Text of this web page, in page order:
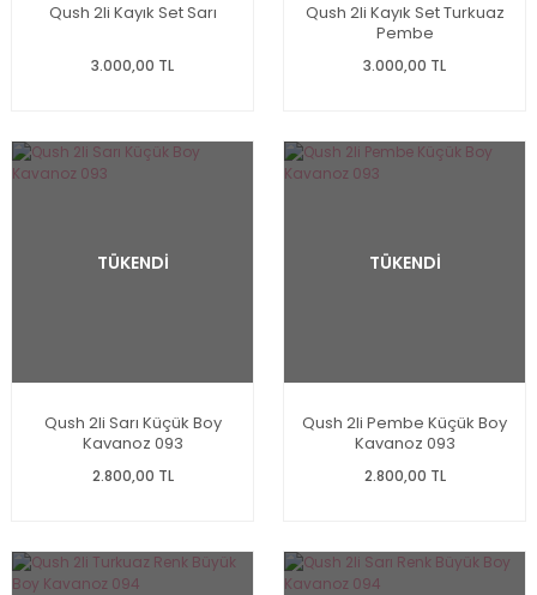
Qush 2li Kayık Set Sarı
3.000,00 TL
Qush 2li Kayık Set Turkuaz
Pembe
3.000,00 TL
TÜKENDİ
Qush 2li Sarı Küçük Boy
Kavanoz 093
2.800,00 TL
TÜKENDİ
Qush 2li Pembe Küçük Boy
Kavanoz 093
2.800,00 TL